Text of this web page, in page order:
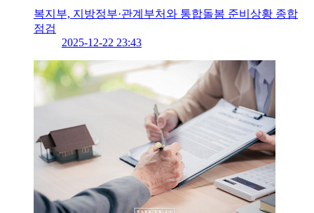
복지부, 지방정부·관계부처와 통합돌봄 준비상황 종합
점검
2025-12-22 23:43